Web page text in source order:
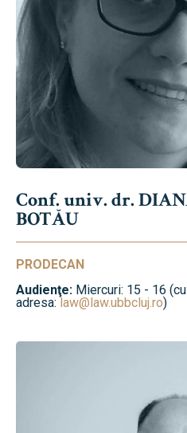
Conf. univ. dr.
BOTĂU
PRODECAN
Audienţe: Miercuri: 15 - 16
adresa: law@law.ubbcluj.ro)